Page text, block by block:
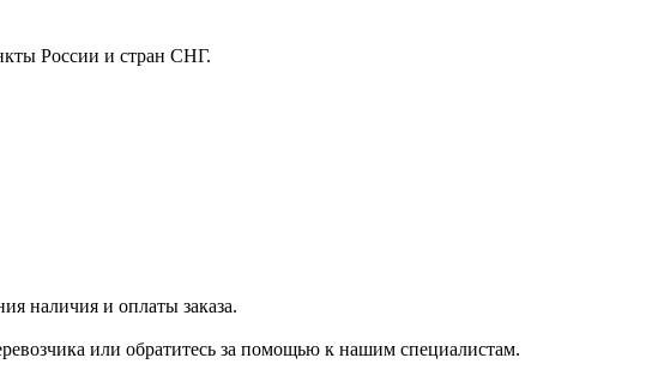
России и стран СНГ.
наличия и оплаты заказа.
или обратитесь за помощью к нашим специалистам.